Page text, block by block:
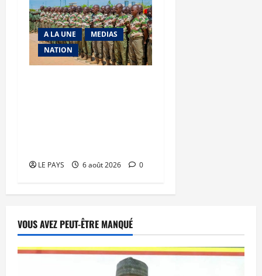
A LA UNE
MEDIAS
NATION
LE PAYS 6 août 2026 0
VOUS AVEZ PEUT-ÊTRE MANQUÉ